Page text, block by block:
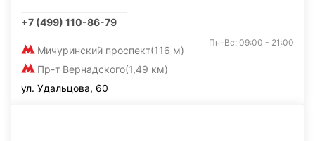
+7 (499) 110-86-79
Мичуринский проспект(116 м)
Пр-т Вернадского(1,49 км)
Пн-Вс: 09:00 - 21:00
ул. Удальцова, 60